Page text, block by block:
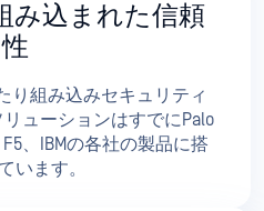
み込まれた信頼
性
り組み込みセキュリティ
リューションはすでにPalo
、IBMの各社の製品に搭
います。